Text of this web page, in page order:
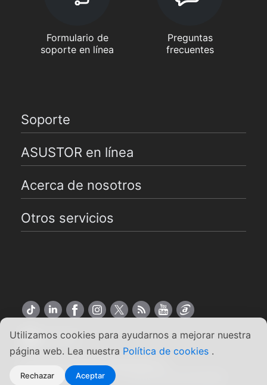
Utilizamos cookies para ayudarnos a mejorar nuestra
página web. Lea nuestra Política de cookies .
Rechazar Aceptar
Formulario de
soporte en línea
Preguntas
frecuentes
Soporte
ASUSTOR en línea
Acerca de nosotros
Otros servicios
Español
Copyright ©2026 ASUSTOR Inc.
Condiciones de uso